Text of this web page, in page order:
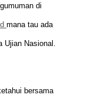
di
mana tau ada
Ujian Nasional.
bersama